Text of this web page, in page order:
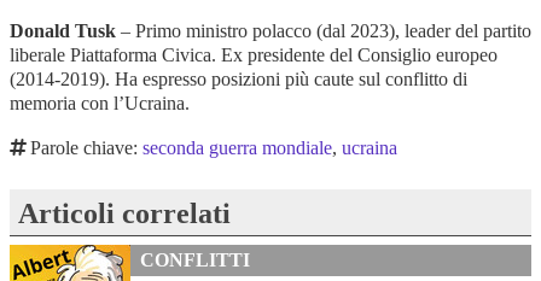
Donald Tusk – Primo ministro polacco (dal 2023), leader del partito
liberale Piattaforma Civica. Ex presidente del Consiglio europeo
(2014-2019). Ha espresso posizioni più caute sul conflitto di
memoria con l’Ucraina.
Parole chiave:seconda guerra mondiale,ucraina
Articoli correlati
CONFLITTI